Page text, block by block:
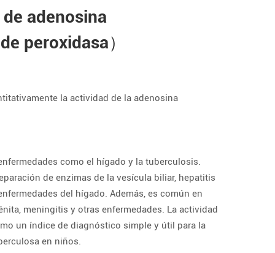
adenosina
peroxidasa）
la actividad de la adenosina
como el hígado y la tuberculosis.
de enzimas de la vesícula biliar, hepatitis
del hígado. Además, es común en
meningitis y otras enfermedades. La actividad
un índice de diagnóstico simple y útil para la
en niños.